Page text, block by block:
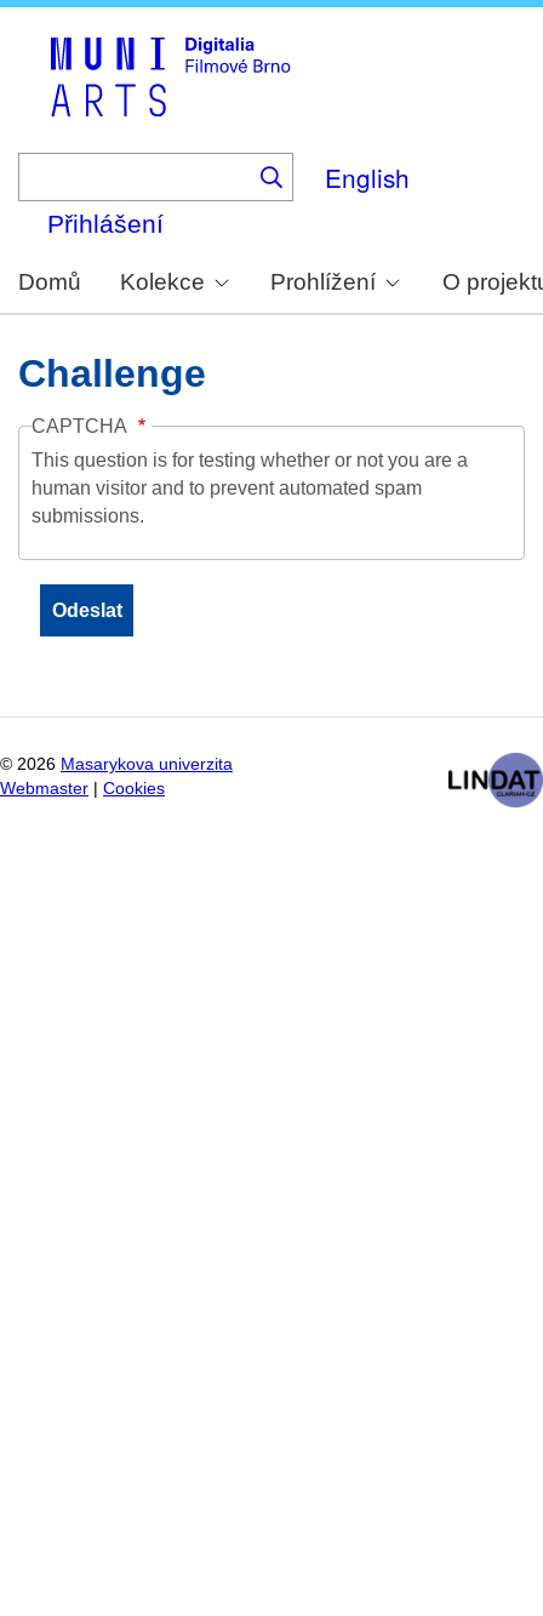
English
Přihlášení
Domů Kolekce Prohlížení O
Challenge
CAPTCHA
This question is for testing whether or not you are a
human visitor and to prevent automated spam
submissions.
© 2026 Masarykova univerzita
Webmaster
Cookies